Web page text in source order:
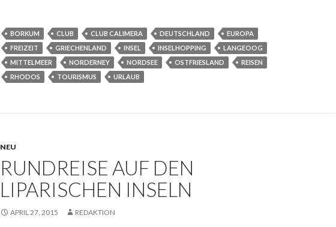
BORKUM CLUB CLUB CALIMERA DEUTSCHLAND
EUROPA
FREIZEIT
GRIECHENLAND INSEL INSELHOPPING
LANGEOOG
MITTELMEER
NORDERNEY NORDSEE OSTFRIESLAND
REISEN
RHODOS
TOURISMUS URLAUB
NEU
RUNDREISE AUF DEN
LIPARISCHEN INSELN
APRIL 27, 2015 REDAKTION